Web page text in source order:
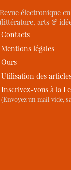
Revue électronique
(littérature, arts &
Contacts
Mentions légales
Ours
Utilisation des
Inscrivez-vous à la
(Envoyez un mail vide,